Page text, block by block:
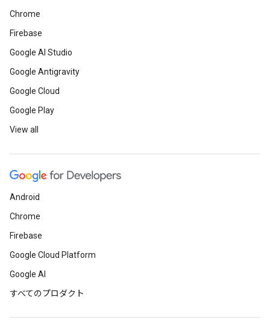
Chrome
Firebase
Google AI Studio
Google Antigravity
Google Cloud
Google Play
View all
Android
Chrome
Firebase
Google Cloud Platform
Google AI
すべてのプロダクト